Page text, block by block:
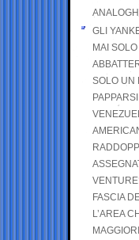
GLI
MAI
SOLO UN
VENTURE
FASCIA
L’AREA